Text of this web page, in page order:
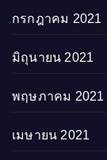
กรกฎาคม 2021
มิถุนายน 2021
พฤษภาคม 2021
เมษายน 2021